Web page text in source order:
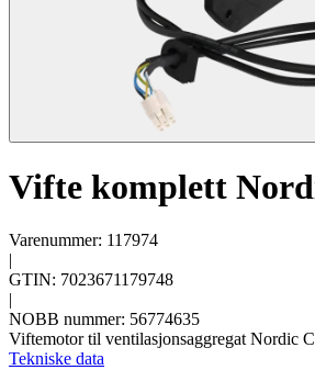
Vifte komplett
Varenummer: 117974
|
GTIN: 7023671179748
|
NOBB nummer: 56774635
Viftemotor til ventilasjonsaggregat Nordic
Tekniske data